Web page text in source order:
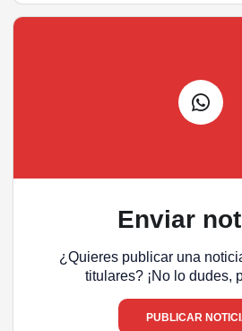
Enviar
¿Quieres publicar una
titulares? ¡No lo dudes,
PUBLICAR